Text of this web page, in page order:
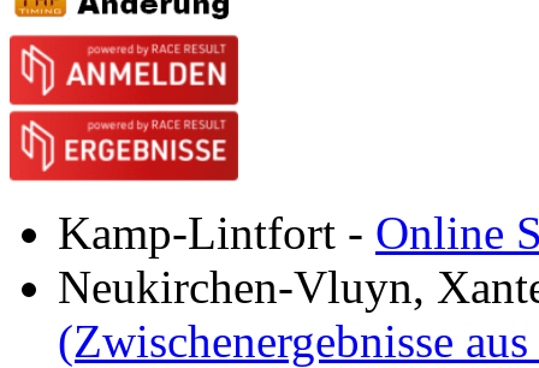
Kamp-Lintfort - Online
Neukirchen-Vluyn,
(Zwischenergebnisse